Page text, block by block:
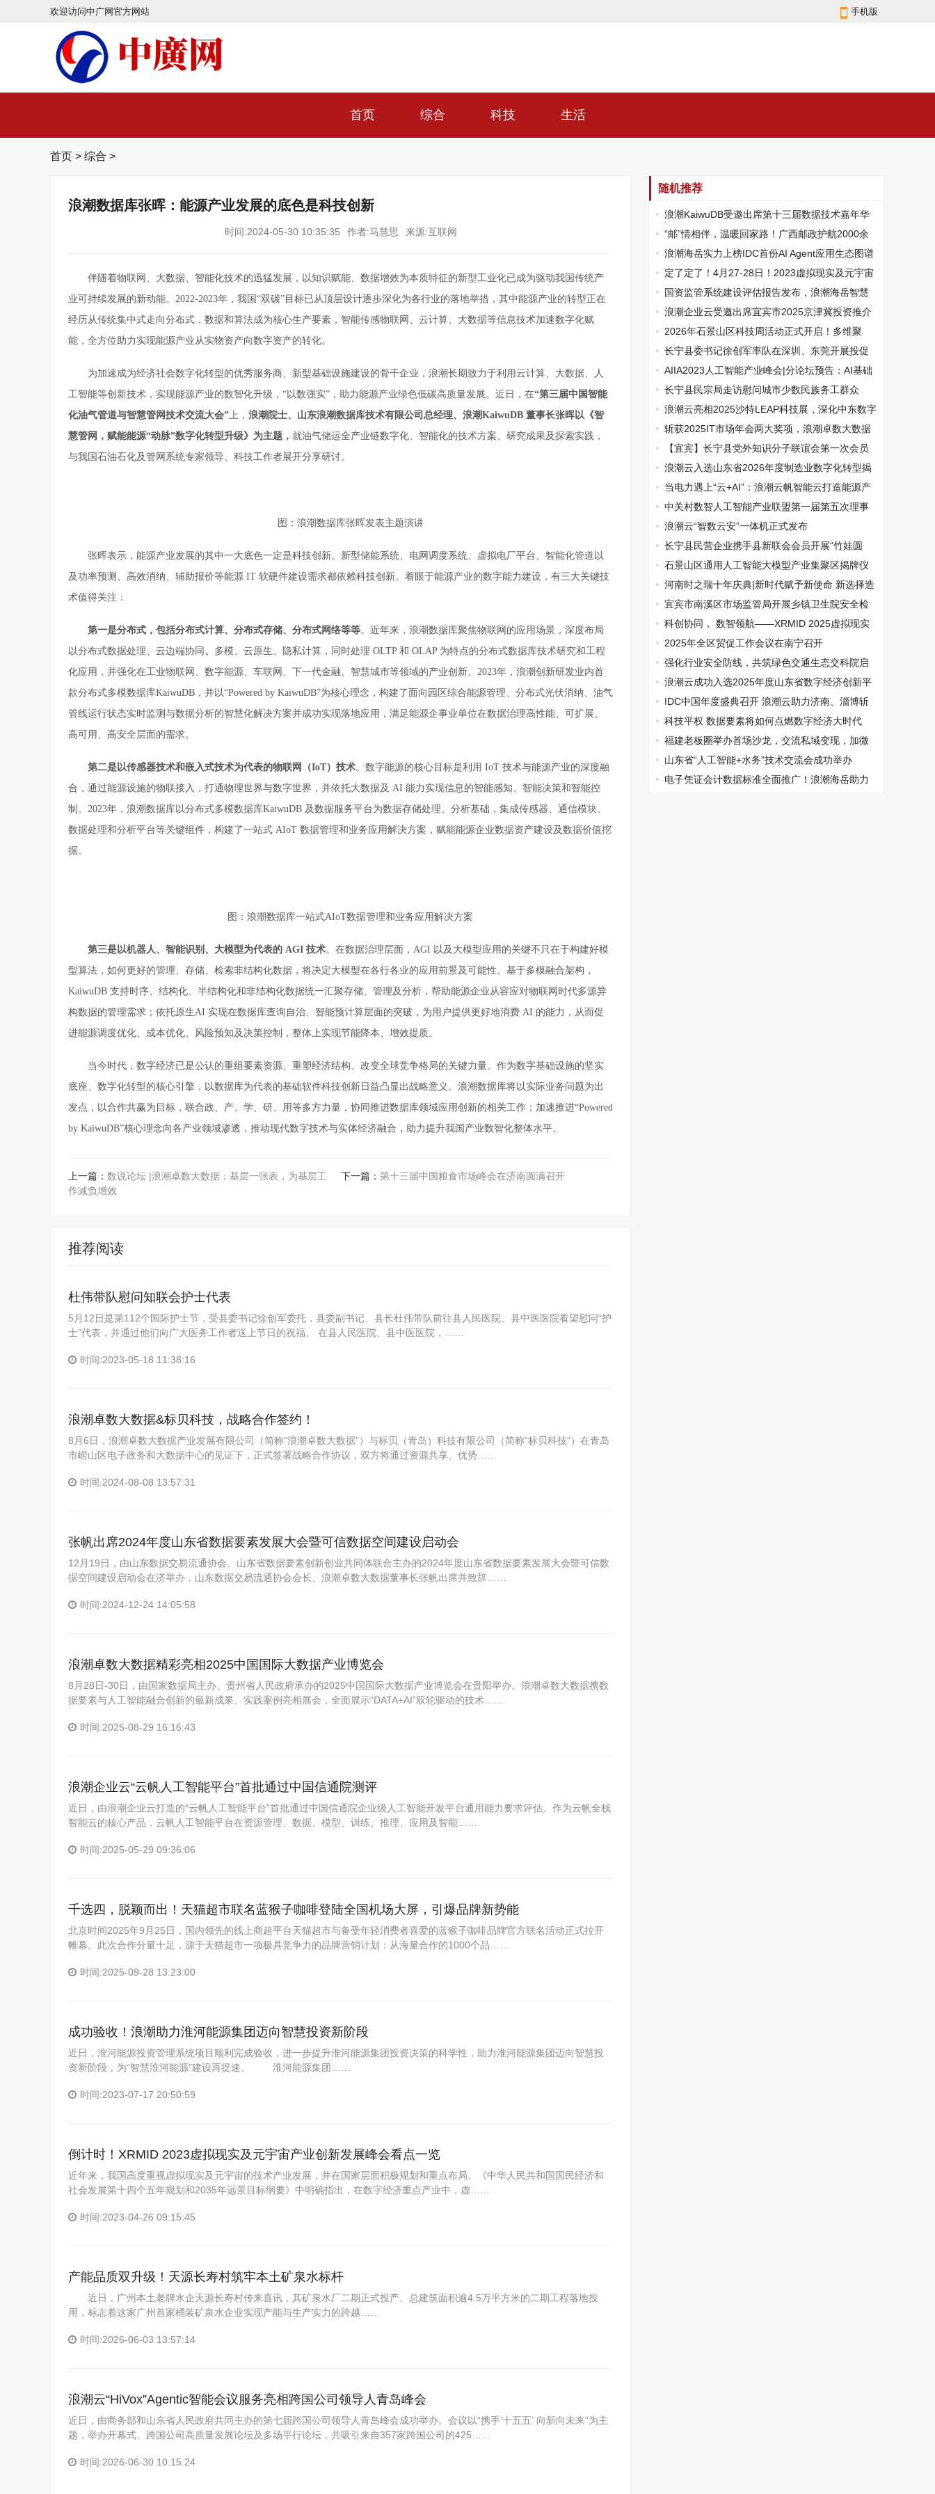
欢迎访问中广网官方网站 手机版
首页 综合 科技 生活
首页 > 综合 >
浪潮数据库张晖：能源产业发展的底色是科技创新
时间:2024-05-30 10:35:35 作者:马慧思 来源:互联网
伴随着物联网、大数据、智能化技术的迅猛发展，以知识赋能、数据增效为本质特征的新型工业化已成为驱动我国传统产
业可持续发展的新动能。2022-2023年，我国“双碳”目标已从顶层设计逐步深化为各行业的落地举措，其中能源产业的转型正在
经历从传统集中式走向分布式，数据和算法成为核心生产要素，智能传感物联网、云计算、大数据等信息技术加速数字化赋
能，全方位助力实现能源产业从实物资产向数字资产的转化。
为加速成为经济社会数字化转型的优秀服务商、新型基础设施建设的骨干企业，浪潮长期致力于利用云计算、大数据、人
工智能等创新技术，实现能源产业的数智化升级，“以数强实”，助力能源产业绿色低碳高质量发展。近日，在“第三届中国智能
化油气管道与智慧管网技术交流大会”上， 浪潮院士、山东浪潮数据库技术有限公司总经理、浪潮KaiwuDB 董事长张晖以《智
慧管网，赋能能源“动脉”数字化转型升级》为主题， 就油气储运全产业链数字化、智能化的技术方案、研究成果及探索实践，
与我国石油石化及管网系统专家领导、科技工作者展开分享研讨。
图：浪潮数据库张晖发表主题演讲
张晖表示，能源产业发展的其中一大底色一定是科技创新。新型储能系统、电网调度系统、虚拟电厂平台、智能化管道以
及功率预测、高效消纳、辅助报价等能源 IT 软硬件建设需求都依赖科技创新。着眼于能源产业的数字能力建设，有三大关键技
术值得关注：
第一是分布式，包括分布式计算、分布式存储、分布式网络等等。近年来，浪潮数据库聚焦物联网的应用场景，深度布局
以分布式数据处理、云边端协同 、 多模、云原生、隐私计算，同时处理 OLTP 和 OLAP 为特点的分布式数据库技术研究和工程
化应用，并强化在工业物联网、数字能源、车联网、下一代金融、智慧城市等领域的产业创新。2023年，浪潮创新研发业内首
款分布式多模数据库KaiwuDB，并以“Powered by KaiwuDB”为核心理念，构建了面向园区综合能源管理、分布式光伏消纳、油气
管线运行状态实时监测与数据分析的智慧化解决方案并成功实现落地应用，满足能源企事业单位在数据治理高性能、可扩展、
高可用、高安全层面的需求。
第二是以传感器技术和嵌入式技术为代表的物联网（IoT）技术。数字能源的核心目标是利用 IoT 技术与能源产业的深度融
合，通过能源设施的物联接入，打通物理世界与数字世界，并依托大数据及 AI 能力实现信息的智能感知、智能决策和智能控
制。2023年，浪潮数据库以分布式多模数据库KaiwuDB 及数据服务平台为数据存储处理、分析基础，集成传感器、通信模块、
数据处理和分析平台等关键组件，构建了一站式 AIoT 数据管理和业务应用解决方案，赋能能源企业数据资产建设及数据价值挖
掘。
图：浪潮数据库一站式AIoT数据管理和业务应用解决方案
第三是以机器人、智能识别、大模型为代表的 AGI 技术。在数据治理层面，AGI 以及大模型应用的关键不只在于构建好模
型算法，如何更好的管理、存储、检索非结构化数据，将决定大模型在各行各业的应用前景及可能性。基于多模融合架构，
KaiwuDB 支持时序、结构化、半结构化和非结构化数据统一汇聚存储、管理及分析，帮助能源企业从容应对物联网时代多源异
构数据的管理需求；依托原生AI 实现在数据库查询自治、智能预计算层面的突破，为用户提供更好地消费 AI 的能力，从而促
进能源调度优化、成本优化、风险预知及决策控制，整体上实现节能降本、增效提质。
当今时代，数字经济已是公认的重组要素资源、重塑经济结构、改变全球竞争格局的关键力量。作为数字基础设施的坚实
底座、数字化转型的核心引擎，以数据库为代表的基础软件科技创新日益凸显出战略意义。浪潮数据库将以实际业务问题为出
发点，以合作共赢为目标，联合政、产、学、研、用等多方力量，协同推进数据库领域应用创新的相关工作；加速推进“Powered
by KaiwuDB”核心理念向各产业领域渗透，推动现代数字技术与实体经济融合，助力提升我国产业数智化整体水平。
上一篇： 数说论坛 |浪潮卓数大数据：基层一张表，为基层工
作减负增效
下一篇： 第十三届中国粮食市场峰会在济南圆满召开
推荐阅读
杜伟带队慰问知联会护士代表
5月12日是第112个国际护士节，受县委书记徐创军委托，县委副书记、县长杜伟带队前往县人民医院、县中医医院看望慰问“护
士”代表，并通过他们向广大医务工作者送上节日的祝福。 在县人民医院、县中医医院，……
时间:2023-05-18 11:38:16
浪潮卓数大数据&标贝科技，战略合作签约！
8月6日，浪潮卓数大数据产业发展有限公司（简称“浪潮卓数大数据”）与标贝（青岛）科技有限公司（简称“标贝科技”）在青岛
市崂山区电子政务和大数据中心的见证下，正式签署战略合作协议，双方将通过资源共享、优势……
时间:2024-08-08 13:57:31
张帆出席2024年度山东省数据要素发展大会暨可信数据空间建设启动会
12月19日，由山东数据交易流通协会、山东省数据要素创新创业共同体联合主办的2024年度山东省数据要素发展大会暨可信数
据空间建设启动会在济举办，山东数据交易流通协会会长、浪潮卓数大数据董事长张帆出席并致辞……
时间:2024-12-24 14:05:58
浪潮卓数大数据精彩亮相2025中国国际大数据产业博览会
8月28日-30日，由国家数据局主办、贵州省人民政府承办的2025中国国际大数据产业博览会在贵阳举办。浪潮卓数大数据携数
据要素与人工智能融合创新的最新成果、实践案例亮相展会，全面展示“DATA+AI”双轮驱动的技术……
时间:2025-08-29 16:16:43
浪潮企业云“云帆人工智能平台”首批通过中国信通院测评
近日，由浪潮企业云打造的“云帆人工智能平台”首批通过中国信通院企业级人工智能开发平台通用能力要求评估。作为云帆全栈
智能云的核心产品，云帆人工智能平台在资源管理、数据、模型、训练、推理、应用及智能……
时间:2025-05-29 09:36:06
千选四，脱颖而出！天猫超市联名蓝猴子咖啡登陆全国机场大屏，引爆品牌新势能
北京时间2025年9月25日，国内领先的线上商超平台天猫超市与备受年轻消费者喜爱的蓝猴子咖啡品牌官方联名活动正式拉开
帷幕。此次合作分量十足，源于天猫超市一项极具竞争力的品牌营销计划：从海量合作的1000个品……
时间:2025-09-28 13:23:00
成功验收！浪潮助力淮河能源集团迈向智慧投资新阶段
近日，淮河能源投资管理系统项目顺利完成验收，进一步提升淮河能源集团投资决策的科学性，助力淮河能源集团迈向智慧投
资新阶段，为“智慧淮河能源”建设再提速。 淮河能源集团……
时间:2023-07-17 20:50:59
倒计时！XRMID 2023虚拟现实及元宇宙产业创新发展峰会看点一览
近年来，我国高度重视虚拟现实及元宇宙的技术产业发展，并在国家层面积极规划和重点布局。《中华人民共和国国民经济和
社会发展第十四个五年规划和2035年远景目标纲要》中明确指出，在数字经济重点产业中，虚……
时间:2023-04-26 09:15:45
产能品质双升级！天源长寿村筑牢本土矿泉水标杆
近日，广州本土老牌水企天源长寿村传来喜讯，其矿泉水厂二期正式投产。总建筑面积逾4.5万平方米的二期工程落地投
用，标志着这家广州首家桶装矿泉水企业实现产能与生产实力的跨越……
时间:2026-06-03 13:57:14
浪潮云“HiVox”Agentic智能会议服务亮相跨国公司领导人青岛峰会
近日，由商务部和山东省人民政府共同主办的第七届跨国公司领导人青岛峰会成功举办。会议以“携手‘十五五’ 向新向未来”为主
题，举办开幕式、跨国公司高质量发展论坛及多场平行论坛，共吸引来自357家跨国公司的425……
时间:2026-06-30 10:15:24
随机推荐
浪潮KaiwuDB受邀出席第十三届数据技术嘉年华
（DTC2024）
“邮”情相伴，温暖回家路！广西邮政护航2000余
名桂籍务工创业人员平安返乡
浪潮海岳实力上榜IDC首份AI Agent应用生态图谱
​定了定了！4月27-28日！2023虚拟现实及元宇宙
产业创新发展峰会震撼来袭！
国资监管系统建设评估报告发布，浪潮海岳智慧
国资9家客户跻身优秀行列
浪潮企业云受邀出席宜宾市2025京津冀投资推介
会2026年石景山区科技周活动正式开启！多维聚
力，点燃全民科技探索热潮
长宁县委书记徐创军率队在深圳、东莞开展投促
活动AIIA2023人工智能产业峰会|分论坛预告：AI基础
软件前沿技术分论坛重磅来袭
长宁县民宗局走访慰问城市少数民族务工群众
浪潮云亮相2025沙特LEAP科技展，深化中东数字
化合作新篇章
斩获2025IT市场年会两大奖项，浪潮卓数大数据
行业能力再获权威认可
【宜宾】长宁县党外知识分子联谊会第一次会员
大会顺利召开
浪潮云入选山东省2026年度制造业数字化转型揭
榜挂帅试点项目名单
当电力遇上“云+AI”：浪潮云帆智能云打造能源产
业新格局
中关村数智人工智能产业联盟第一届第五次理事
会&会员大会在京顺利召开
浪潮云“智数云安”一体机正式发布
长宁县民营企业携手县新联会会员开展“竹娃圆
梦”计划
石景山区通用人工智能大模型产业集聚区揭牌仪
式成功举办
河南时之瑞十年庆典|新时代赋予新使命 新选择造
就新未来
宜宾市南溪区市场监管局开展乡镇卫生院安全检
查科创协同， 数智领航——XRMID 2025虚拟现实
及元宇宙产业创新发展活动圆满举办
2025年全区贸促工作会议在南宁召开
强化行业安全防线，共筑绿色交通生态交科院启
动“车船服役电池健康AI大模型”项目
浪潮云成功入选2025年度山东省数字经济创新平
台IDC中国年度盛典召开 浪潮云助力济南、淄博斩
获多项殊荣
科技平权 数据要素将如何点燃数字经济大时代
福建老板圈举办首场沙龙，交流私域变现，加微
拓展人脉
山东省“人工智能+水务”技术交流会成功举办
电子凭证会计数据标准全面推广！浪潮海岳助力